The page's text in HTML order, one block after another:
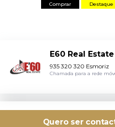
Comprar Destaque
E60 Real Estate
935 320 320 Esmoriz
Chamada para a rede
Quero ser